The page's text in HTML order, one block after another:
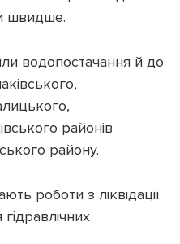
dyvys.info
швидше.
водопостачання й до
районів
району.
роботи з ліквідації